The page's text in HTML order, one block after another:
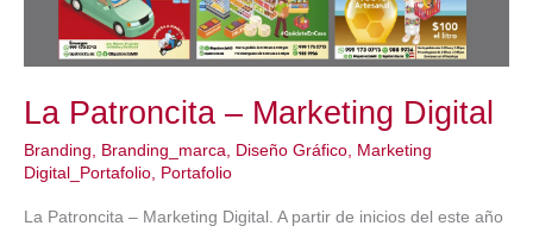
La Patroncita – Marketing Digital
Branding, Branding_marca, Diseño Gráfico, Marketing
Digital_Portafolio, Portafolio
La Patroncita – Marketing Digital. A partir de inicios del este año